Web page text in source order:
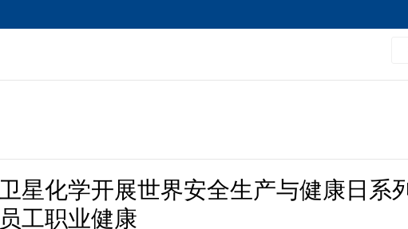
卫星化学开展世界安全生产与健康日系
员工职业健康